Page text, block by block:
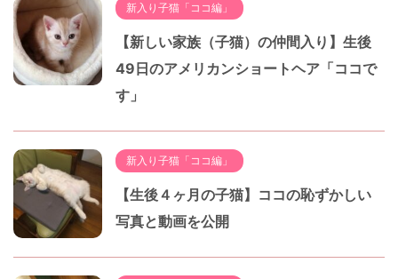
新入り子猫「ココ編」
【新しい家族（子猫）の仲間入り】生後
49日のアメリカンショートヘア「ココで
す」
新入り子猫「ココ編」
【生後４ヶ月の子猫】ココの恥ずかしい
写真と動画を公開